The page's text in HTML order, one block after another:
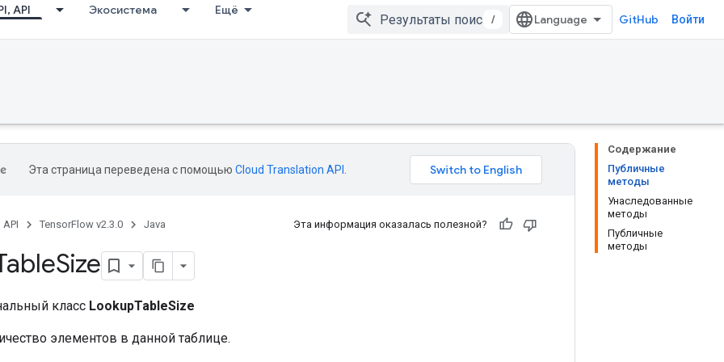
API Экосистема Ещё
/ GitHub Войти
Содержание
Публичные
методы
Унаследованные
методы
Публичные
методы
Эта страница переведена с помощью Cloud Translation API
API TensorFlow v2.3.0 Java Эта информация оказалась полезной?
Size
класс LookupTableSize
элементов в данной таблице.